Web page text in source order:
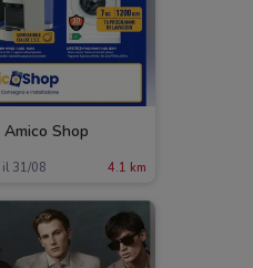
Amico Shop
il 31/08 4.1 km